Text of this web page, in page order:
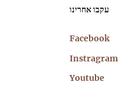
עקבו אחרינו
Facebook
Instragram
Youtube